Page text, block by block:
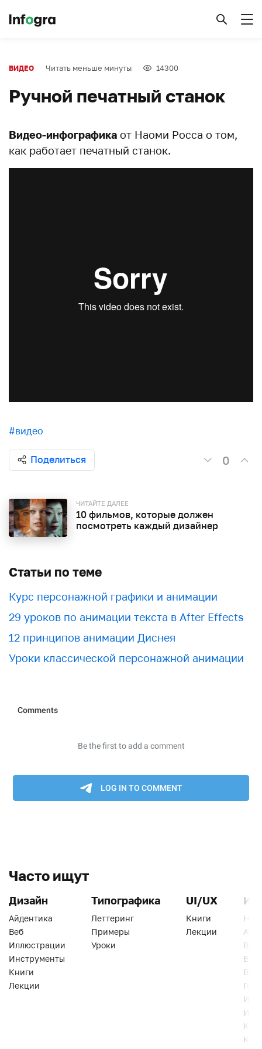
ВИДЕО Читать меньше минуты 14300
Ручной печатный станок
Видео-инфографика от Наоми Росса о том,
как работает печатный станок.
#видео
Поделиться 0
ЧИТАЙТЕ ДАЛЕЕ
10 фильмов, которые должен
посмотреть каждый дизайнер
Статьи по теме
Курс персонажной графики и анимации
29 уроков по анимации текста в After Effects
12 принципов анимации Диснея
Уроки классической персонажной анимации
Часто ищут
Дизайн
Айдентика
Веб
Иллюстрации
Инструменты
Книги
Лекции
Типографика
Леттеринг
Примеры
Уроки
UI/UX
Книги
Лекции
Веб